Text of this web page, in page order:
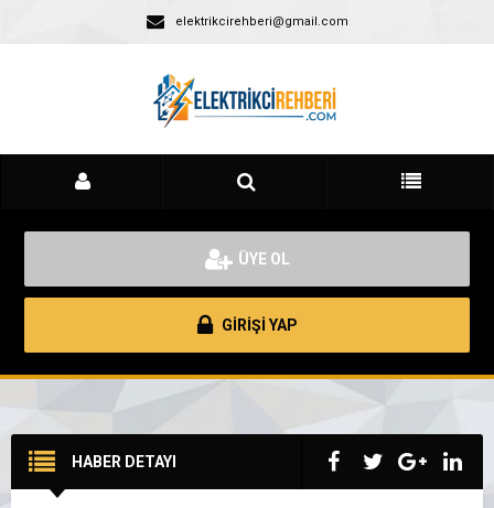
elektrikcirehberi@gmail.com
ÜYE OL
GİRİŞİ YAP
HABER DETAYI